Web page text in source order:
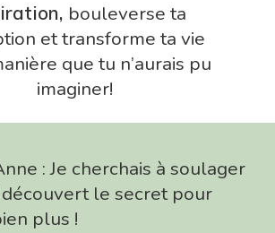
bouleverse ta
et transforme ta vie
que tu n’aurais pu
imaginer!
: Je cherchais à soulager
découvert le secret pour
plus !